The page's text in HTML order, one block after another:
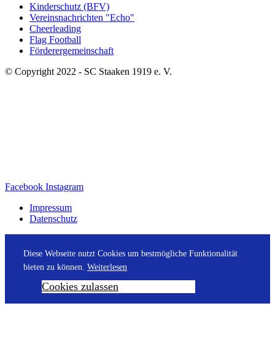
Kinderschutz (BFV)
Vereinsnachrichten "Echo"
Cheerleading
Flag Football
Förderergemeinschaft
© Copyright 2022 - SC Staaken 1919 e. V.
Facebook Instagram
Impressum
Datenschutz
Diese Webseite nutzt Cookies um bestmögliche Funktionalität
bieten zu können. Weiterlesen
Cookies zulassen